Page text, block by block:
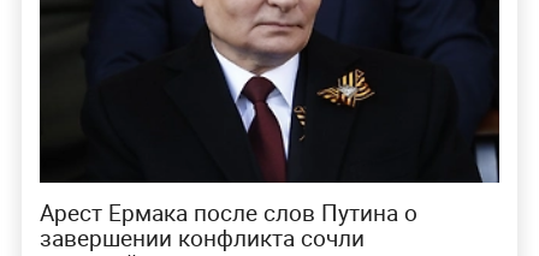
Арест Ермака после слов Путина о
завершении конфликта сочли